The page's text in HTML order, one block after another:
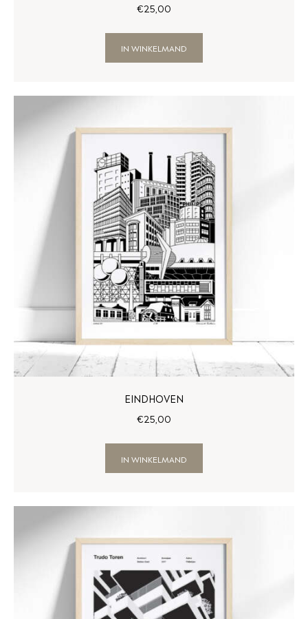
€25 00
IN WINKELMAND
EINDHOVEN
€25 00
IN WINKELMAND